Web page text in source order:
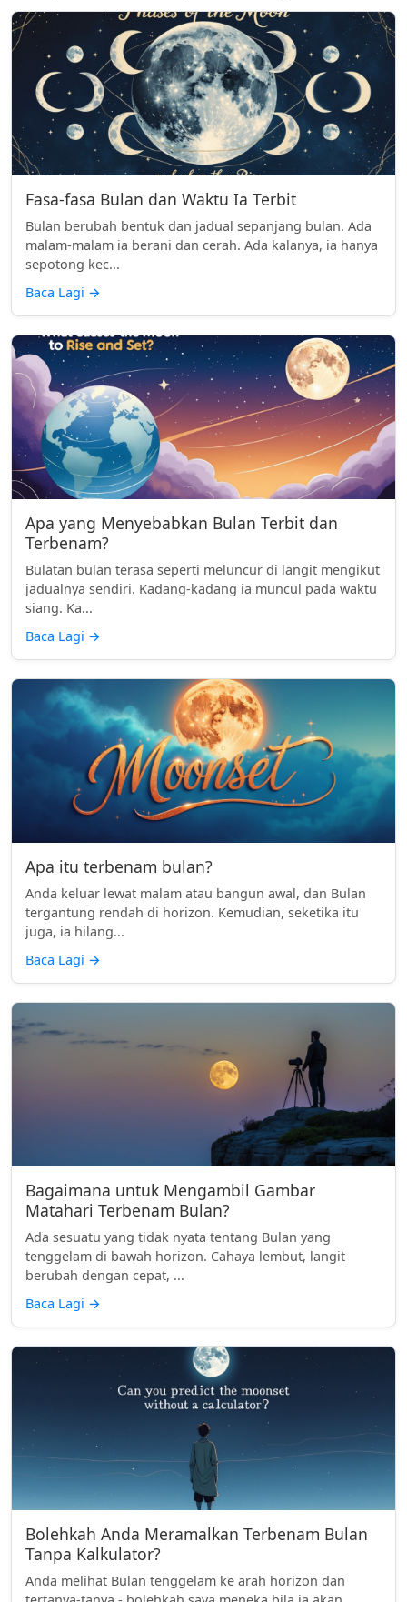
Fasa-fasa Bulan dan Waktu Ia Terbit
Bulan berubah bentuk dan jadual sepanjang bulan. Ada
malam-malam ia berani dan cerah. Ada kalanya, ia hanya
sepotong kec...
Baca Lagi →
Apa yang Menyebabkan Bulan Terbit dan
Terbenam?
Bulatan bulan terasa seperti meluncur di langit mengikut
jadualnya sendiri. Kadang-kadang ia muncul pada waktu
siang. Ka...
Baca Lagi →
Apa itu terbenam bulan?
Anda keluar lewat malam atau bangun awal, dan Bulan
tergantung rendah di horizon. Kemudian, seketika itu
juga, ia hilang...
Baca Lagi →
Bagaimana untuk Mengambil Gambar
Matahari Terbenam Bulan?
Ada sesuatu yang tidak nyata tentang Bulan yang
tenggelam di bawah horizon. Cahaya lembut, langit
berubah dengan cepat, ...
Baca Lagi →
Bolehkah Anda Meramalkan Terbenam Bulan
Tanpa Kalkulator?
Anda melihat Bulan tenggelam ke arah horizon dan